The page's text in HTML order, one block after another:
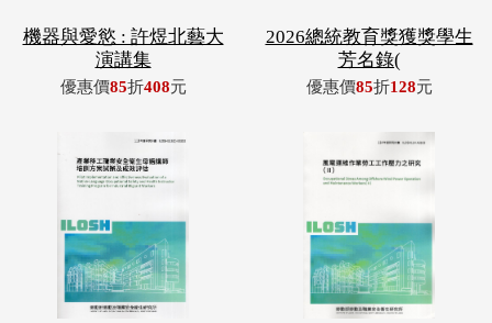
機器與愛慾 : 許煜北藝大
演講集
優惠價85折408元
2026總統教育獎獲獎學生
芳名錄(
優惠價85折128元